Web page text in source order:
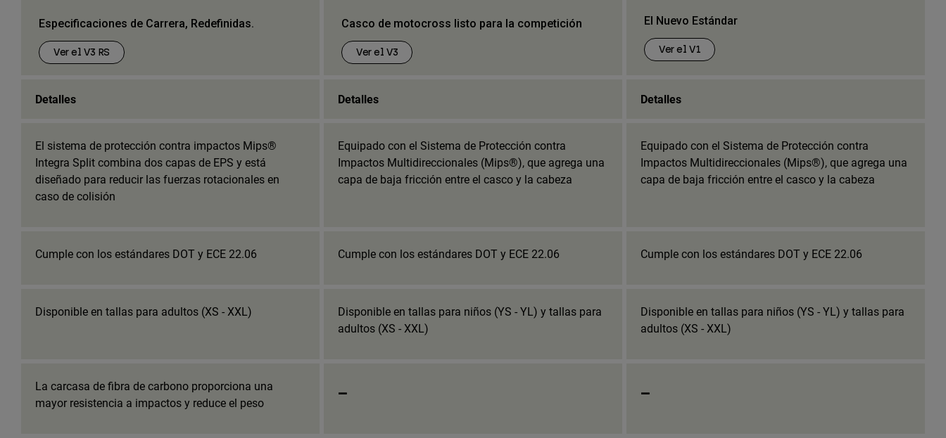
Especificaciones de Carrera, Redefinidas.
Ver el V3 RS
Casco de motocross listo para la competición
Ver el V3
El Nuevo Estándar
Ver el V1
Detalles Detalles Detalles
El sistema de protección contra impactos Mips®
Integra Split combina dos capas de EPS y está
diseñado para reducir las fuerzas rotacionales en
caso de colisión
Equipado con el Sistema de Protección contra
Impactos Multidireccionales (Mips®), que agrega una
capa de baja fricción entre el casco y la cabeza
Equipado con el Sistema de Protección contra
Impactos Multidireccionales (Mips®), que agrega una
capa de baja fricción entre el casco y la cabeza
Cumple con los estándares DOT y ECE 22.06 Cumple con los estándares DOT y ECE 22.06 Cumple con los estándares DOT y ECE 22.06
Disponible en tallas para adultos (XS - XXL)
Disponible en tallas para niños (YS - YL) y tallas para
adultos (XS - XXL)
Disponible en tallas para niños (YS - YL) y tallas para
adultos (XS - XXL)
La carcasa de fibra de carbono proporciona una
mayor resistencia a impactos y reduce el peso
_ _